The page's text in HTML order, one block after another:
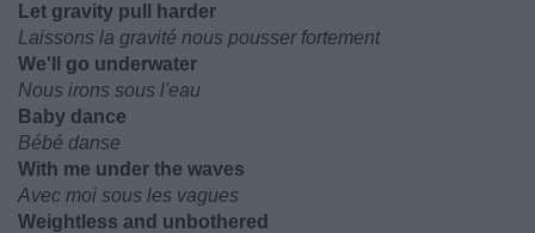
Let gravity pull harder
Laissons la gravité nous pousser fortement
We'll go underwater
Nous irons sous l'eau
Baby dance
Bébé danse
With me under the waves
Avec moi sous les vagues
Weightless and unbothered